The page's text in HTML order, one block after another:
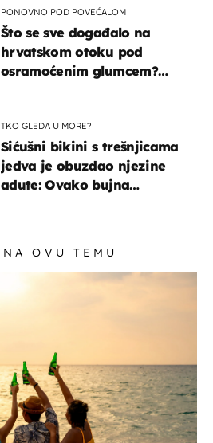
PONOVNO POD POVEĆALOM
Što se sve događalo na
hrvatskom otoku pod
osramoćenim glumcem?
TKO GLEDA U MORE?
Sićušni bikini s trešnjicama
jedva je obuzdao njezine
adute: Ovako bujna
NA OVU TEMU